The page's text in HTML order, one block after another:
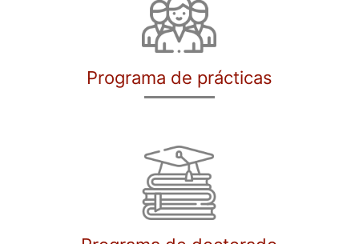
Programa de prácticas